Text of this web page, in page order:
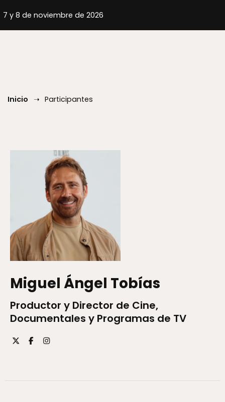
Inicio Participantes
Miguel Ángel Tobías
Productor y Director de Cine,
Documentales y Programas de TV